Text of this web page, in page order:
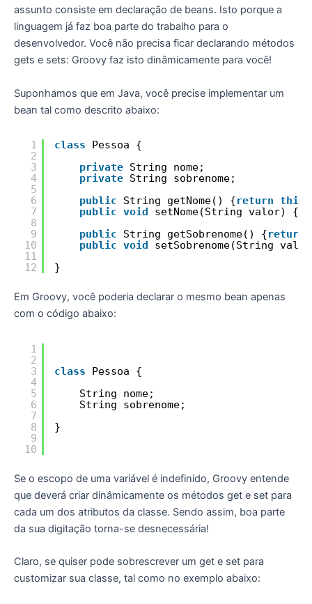
assunto consiste em declaração de beans. Isto porque a
linguagem já faz boa parte do trabalho para o
desenvolvedor. Você não precisa ficar declarando métodos
gets e sets: Groovy faz isto dinâmicamente para você!
Suponhamos que em Java, você precise implementar um
bean tal como descrito abaixo:
1
2
3
4
5
6
7
8
9
10
11
12
class
Pessoa {
private
String nome;
private
String sobrenome;
public
String getNome() {return this
public void setNome(String valor) {
public
String getSobrenome() {return
public void
setSobrenome(String
}
Em Groovy, você poderia declarar o mesmo bean apenas
com o código abaixo:
1
2
3
4
5
6
7
8
9
10
class
Pessoa {
String nome;
String sobrenome;
}
Se o escopo de uma variável é indefinido, Groovy entende
que deverá criar dinâmicamente os métodos get e set para
cada um dos atributos da classe. Sendo assim, boa parte
da sua digitação torna-se desnecessária!
Claro, se quiser pode sobrescrever um get e set para
customizar sua classe, tal como no exemplo abaixo: